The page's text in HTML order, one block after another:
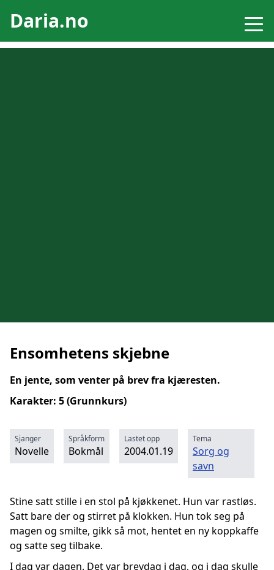
Daria.no
Ensomhetens skjebne
En jente, som venter på brev fra kjæresten.
Karakter: 5 (Grunnkurs)
Sjanger
Novelle
Språkform
Bokmål
Lastet opp
2004.01.19
Tema
Sorg og
savn
Stine satt stille i en stol på kjøkkenet. Hun var rastløs.
Satt bare der og stirret på klokken. Hun tok seg på
magen og smilte, gikk så mot, hentet en ny koppkaffe
og satte seg tilbake.
I dag var dagen. Det var brevdag i dag, og i dag skulle